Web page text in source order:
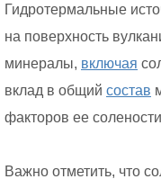
Гидротермальные
на поверхность
минералы, включая
вклад в общий состав
факторов ее
Важно отметить, что